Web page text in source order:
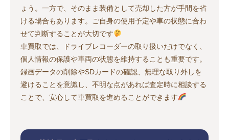
ょう。一方で、そのまま装備として売却した方が手間を省
ける場合もあります。ご自身の使用予定や車の状態に合わ
せて判断することが大切です
車買取では、ドライブレコーダーの取り扱いだけでなく、
個人情報の保護や車両の状態を維持することも重要です。
録画データの削除やSDカードの確認、無理な取り外しを
避けることを意識し、不明な点があれば査定時に相談する
ことで、安心して車買取を進めることができます